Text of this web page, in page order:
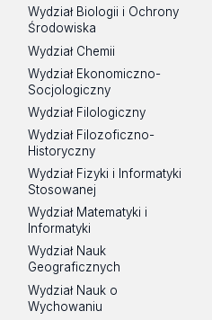
Wydział Biologii i Ochrony
Środowiska
Wydział Chemii
Wydział Ekonomiczno-
Socjologiczny
Wydział Filologiczny
Wydział Filozoficzno-
Historyczny
Wydział Fizyki i Informatyki
Stosowanej
Wydział Matematyki i
Informatyki
Wydział Nauk
Geograficznych
Wydział Nauk o
Wychowaniu